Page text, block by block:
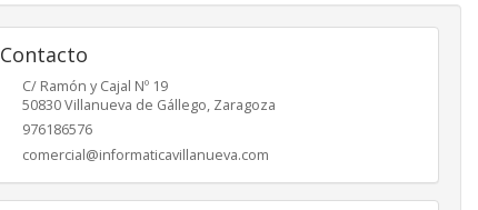
Contacto
C/ Ramón y Cajal Nº 19
50830Villanueva de Gállego, Zaragoza
976186576
comercial@informaticavillanueva.com